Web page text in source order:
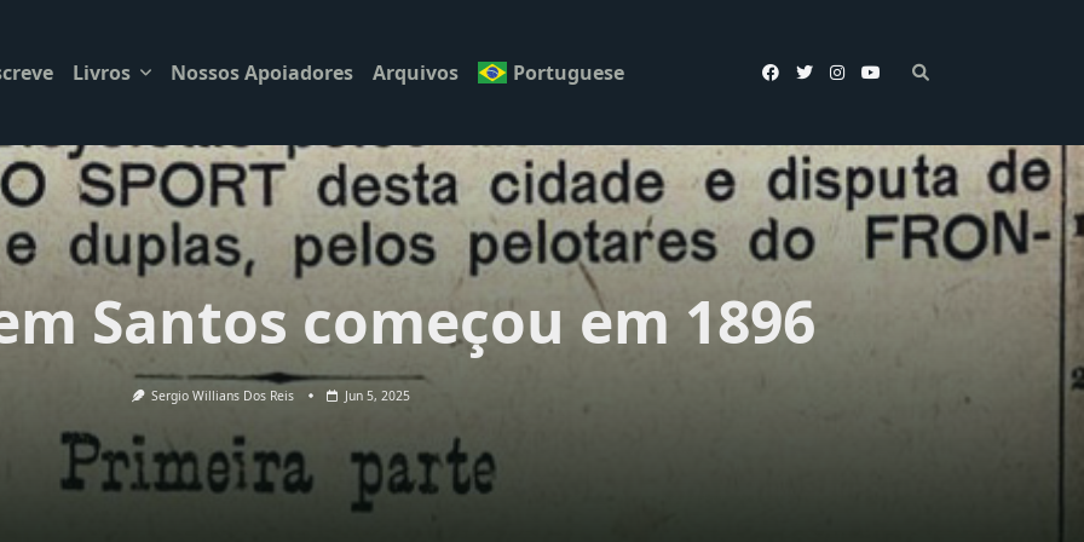
Livros Nossos Apoiadores Arquivos Portuguese
Santos começou em 1896
Sergio Willians Dos Reis Jun 5, 2025